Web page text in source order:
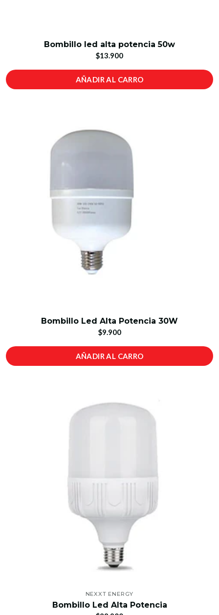
Bombillo led alta potencia 50w
$13.900
AÑADIR AL CARRO
Bombillo Led Alta Potencia 30W
$9.900
AÑADIR AL CARRO
NEXXT ENERGY
Bombillo Led Alta Potencia